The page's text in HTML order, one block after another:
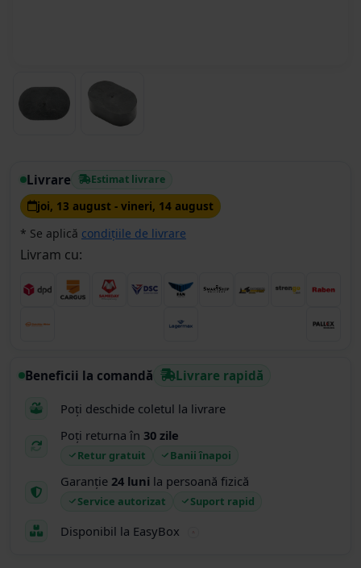
Livrare Estimat livrare
joi, 13 august - vineri, 14 august
* Se aplică condițiile de livrare
Livram cu:
Beneficii la comandă Livrare rapidă
Poți deschide coletul la livrare
Poți returna în 30 zile
Retur gratuit Banii înapoi
Garanție 24 luni la persoană fizică
Service autorizat Suport rapid
Disponibil la EasyBox